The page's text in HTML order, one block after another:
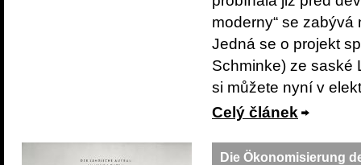
moderny“ se
Jedná se o projekt
Schminke) ze saské
si můžete nyní v
Celý článek
Die Ökonomisierung